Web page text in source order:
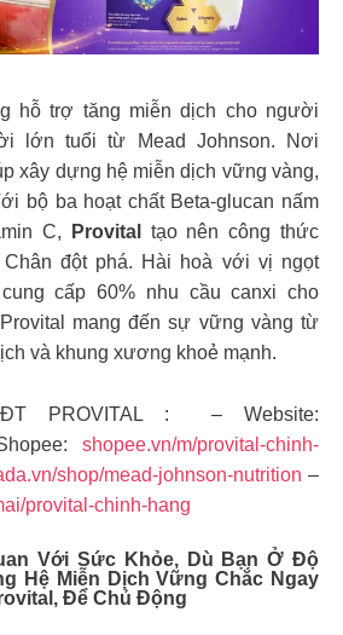
hỗ trợ tăng miễn dịch cho người
lớn tuổi từ Mead Johnson. Nơi
xây dựng hệ miễn dịch vững vàng,
bộ ba hoạt chất Beta-glucan nấm
C,
Provital
tạo nên công thức
đột phá. Hài hoà với vị ngọt
cấp 60% nhu cầu canxi cho
mang đến sự vững vàng từ
và khung xương khoẻ mạnh.
PROVITAL : – Website:
shopee.vn/m/provital-chinh-
shop/mead-johnson-nutrition –
provital-chinh-hang
Với Sức Khỏe, Dù Bạn Ở Độ
Hệ Miễn Dịch Vững Chắc Ngay
Để Chủ Động